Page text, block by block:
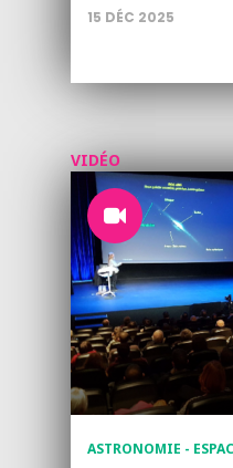
15 DÉC 2025
VIDÉO
ASTRONOMIE -